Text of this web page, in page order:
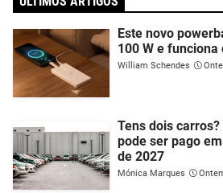
Este novo
100 W e
William Schendes
Tens dois
pode ser pago
de 2027
Mónica Marques